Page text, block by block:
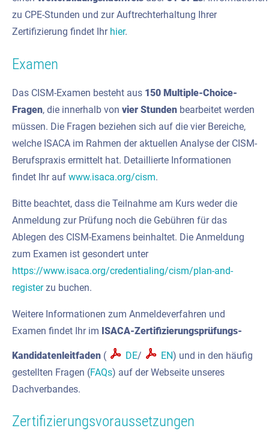
zu CPE-Stunden und zur Auftrechterhaltung Ihrer
Zertifizierung findet Ihr hier.
Examen
Das CISM-Examen besteht aus 150 Multiple-Choice-
Fragen, die innerhalb von vier Stunden bearbeitet werden
müssen. Die Fragen beziehen sich auf die vier Bereiche,
welche ISACA im Rahmen der aktuellen Analyse der CISM-
Berufspraxis ermittelt hat. Detaillierte Informationen
findet Ihr auf www.isaca.org/cism.
Bitte beachtet, dass die Teilnahme am Kurs weder die
Anmeldung zur Prüfung noch die Gebühren für das
Ablegen des CISM-Examens beinhaltet. Die Anmeldung
zum Examen ist gesondert unter
https://www.isaca.org/credentialing/cism/plan-and-
registerzu buchen.
Weitere Informationen zum Anmeldeverfahren und
Examen findet Ihr im ISACA-Zertifizierungsprüfungs-
Kandidatenleitfaden ( DE/ EN) und in den häufig
gestellten Fragen (FAQs) auf der Webseite unseres
Dachverbandes.
Zertifizierungsvoraussetzungen